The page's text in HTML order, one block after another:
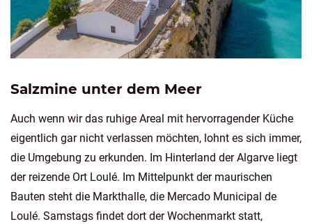
Salzmine unter dem Meer
Auch wenn wir das ruhige Areal mit hervorragender Küche
eigentlich gar nicht verlassen möchten, lohnt es sich immer,
die Umgebung zu erkunden. Im Hinterland der Algarve liegt
der reizende Ort Loulé. Im Mittelpunkt der maurischen
Bauten steht die Markthalle, die Mercado Municipal de
Loulé. Samstags findet dort der Wochenmarkt statt,